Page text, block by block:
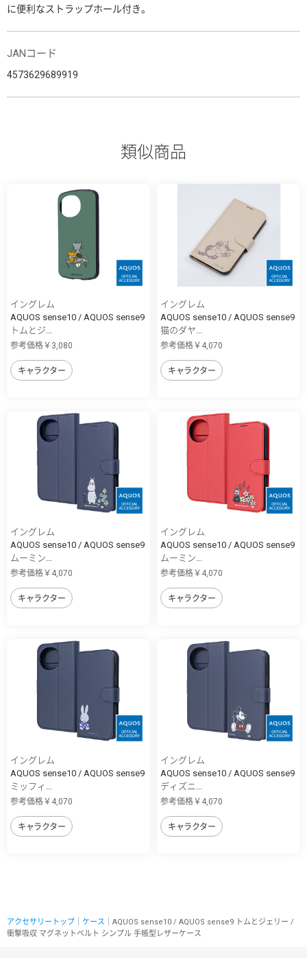
に便利なストラップホール付き。
JANコード
4573629689919
類似商品
イングレム
AQUOS sense10 / AQUOS sense9
トムとジ...
参考価格￥3,080
キャラクター
イングレム
AQUOS sense10 / AQUOS sense9
猫のダヤ...
参考価格￥4,070
キャラクター
イングレム
AQUOS sense10 / AQUOS sense9
ムーミン...
参考価格￥4,070
キャラクター
イングレム
AQUOS sense10 / AQUOS sense9
ムーミン...
参考価格￥4,070
キャラクター
イングレム
AQUOS sense10 / AQUOS sense9
ミッフィ...
参考価格￥4,070
キャラクター
イングレム
AQUOS sense10 / AQUOS sense9
ディズニ...
参考価格￥4,070
キャラクター
アクセサリートップ ケース ｜AQUOS sense10 / AQUOS sense9 トムとジェリー /
衝撃吸収 マグネットベルト シンプル 手帳型レザーケース